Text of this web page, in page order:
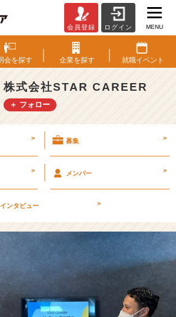
3
卒
入
社
前
イ
ン
【株
式
社
会員登録 ログイン MENU
会を探す 企業を探す 就職イベント
株式会社STAR CAREER
＋ フォロー
> 募集 >
> メンバー >
インタビュー >